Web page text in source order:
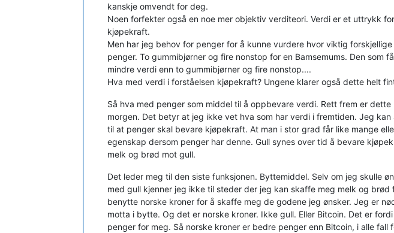
kanskje omvendt for deg.
Noen forfekter også en noe mer objektiv verditeori. Verdi er et uttrykk
kjøpekraft.
Men har jeg behov for penger for å kunne vurdere hvor viktig
penger. To gummibjørner og fire nonstop for en Bamsemums. Den som
mindre verdi enn to gummibjørner og fire nonstop....
Hva med verdi i forståelsen kjøpekraft? Ungene klarer også dette helt
Så hva med penger som middel til å oppbevare verdi. Rett frem er
morgen. Det betyr at jeg ikke vet hva som har verdi i fremtiden. Jeg
til at penger skal bevare kjøpekraft. At man i stor grad får like mange
egenskap dersom penger har denne. Gull synes over tid å bevare
melk og brød mot gull.
Det leder meg til den siste funksjonen. Byttemiddel. Selv om jeg skulle
med gull kjenner jeg ikke til steder der jeg kan skaffe meg melk og
benytte norske kroner for å skaffe meg de godene jeg ønsker. Jeg er
motta i bytte. Og det er norske kroner. Ikke gull. Eller Bitcoin. Det er
penger for meg. Så norske kroner er bedre penger enn Bitcoin, i alle